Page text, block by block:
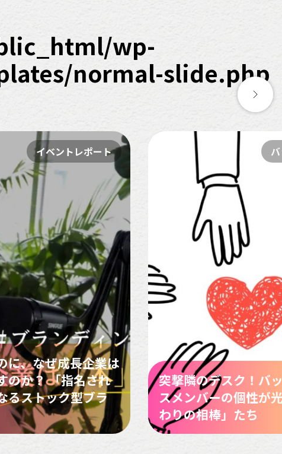
wp-
normal-slide.php
イベントレポート
に、なぜ成長企業は
のか？ 「指名され
るストック型ブラ
突撃隣のデスク！バ
スメンバーの個性が
わりの相棒」たち